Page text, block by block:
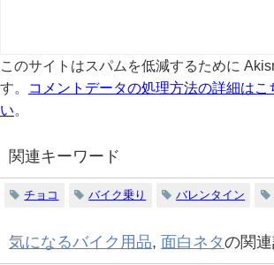
このサイトはスパムを低減するために
す。
コメントデータの処理方法の詳細はこ
い
関連キーワード
チョコ バイク乗り バレンタイン
気になるバイク用品, 面白ネタの関